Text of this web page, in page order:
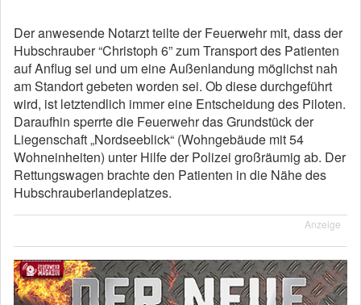
Der anwesende Notarzt teilte der Feuerwehr mit, dass der
Hubschrauber “Christoph 6” zum Transport des Patienten
auf Anflug sei und um eine Außenlandung möglichst nah
am Standort gebeten worden sei. Ob diese durchgeführt
wird, ist letztendlich immer eine Entscheidung des Piloten.
Daraufhin sperrte die Feuerwehr das Grundstück der
Liegenschaft „Nordseeblick“ (Wohngebäude mit 54
Wohneinheiten) unter Hilfe der Polizei großräumig ab. Der
Rettungswagen brachte den Patienten in die Nähe des
Hubschrauberlandeplatzes.
Anzeige